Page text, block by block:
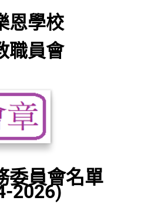
恩學校
職員會
委員會名單
2026)